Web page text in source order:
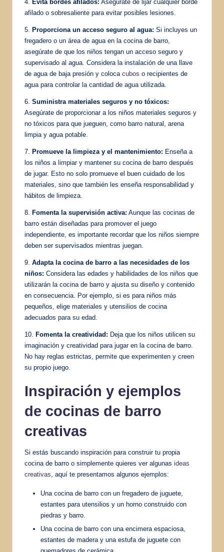
4. Evita bordes afilados: Asegúrate de lijar cualquier borde
afilado o sobresaliente para evitar posibles lesiones.
5. Proporciona un acceso seguro al agua: Si incluyes un
fregadero o un área de agua en la cocina de barro,
asegúrate de que los niños tengan un acceso seguro y
supervisado al agua. Considera la instalación de una llave
de agua de baja presión y coloca cubos o recipientes de
agua para controlar la cantidad de agua utilizada.
6. Suministra materiales seguros y no tóxicos:
Asegúrate de proporcionar a los niños materiales seguros y
no tóxicos para que jueguen, como barro natural, arena
limpia y agua potable.
7. Promueve la limpieza y el mantenimiento: Enseña a
los niños a limpiar y mantener su cocina de barro después
de jugar. Esto no solo promueve el buen cuidado de los
materiales, sino que también les enseña responsabilidad y
hábitos de limpieza.
8. Fomenta la supervisión activa: Aunque las cocinas de
barro están diseñadas para promover el juego
independiente, es importante recordar que los niños siempre
deben ser supervisados mientras juegan.
9. Adapta la cocina de barro a las necesidades de los
niños: Considera las edades y habilidades de los niños que
utilizarán la cocina de barro y ajusta su diseño y contenido
en consecuencia. Por ejemplo, si es para niños más
pequeños, elige materiales y utensilios de cocina
adecuados para su edad.
10. Fomenta la creatividad: Deja que los niños utilicen su
imaginación y creatividad para jugar en la cocina de barro.
No hay reglas estrictas, permite que experimenten y creen
su propio juego.
Inspiración y ejemplos
de cocinas de barro
creativas
Si estás buscando inspiración para construir tu propia
cocina de barro o simplemente quieres ver algunas ideas
creativas , aquí te presentamos algunos ejemplos:
Una cocina de barro con un fregadero de juguete,
estantes para utensilios y un horno construido con
piedras y barro.
Una cocina de barro con una encimera espaciosa,
estantes de madera y una estufa de juguete con